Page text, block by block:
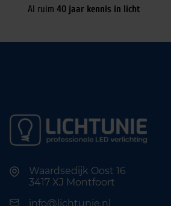
Al ruim 40 jaar kennis in licht
Waardsedijk Oost 16
3417 XJ Montfoort
info@lichtunie.nl